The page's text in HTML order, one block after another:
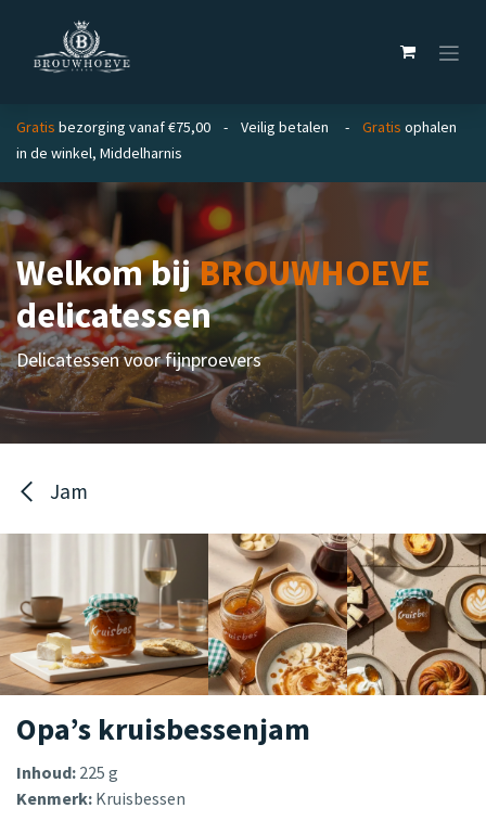
Overslaan naar inhoud
Gratis bezorging vanaf €75,00 - Veilig betalen - Gratis ophalen
in de winkel, Middelharnis
Welkom bijBROUWHOEVE
delicatessen
Delicatessen voor fijnproevers
Jam
Opa’s kruisbessenjam
Inhoud: 225 g
Kenmerk: Kruisbessen